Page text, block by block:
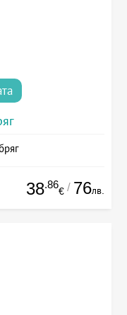
38.86
€ / 76лв.